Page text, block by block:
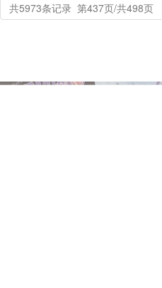
共5973条记录 第437页/共498页